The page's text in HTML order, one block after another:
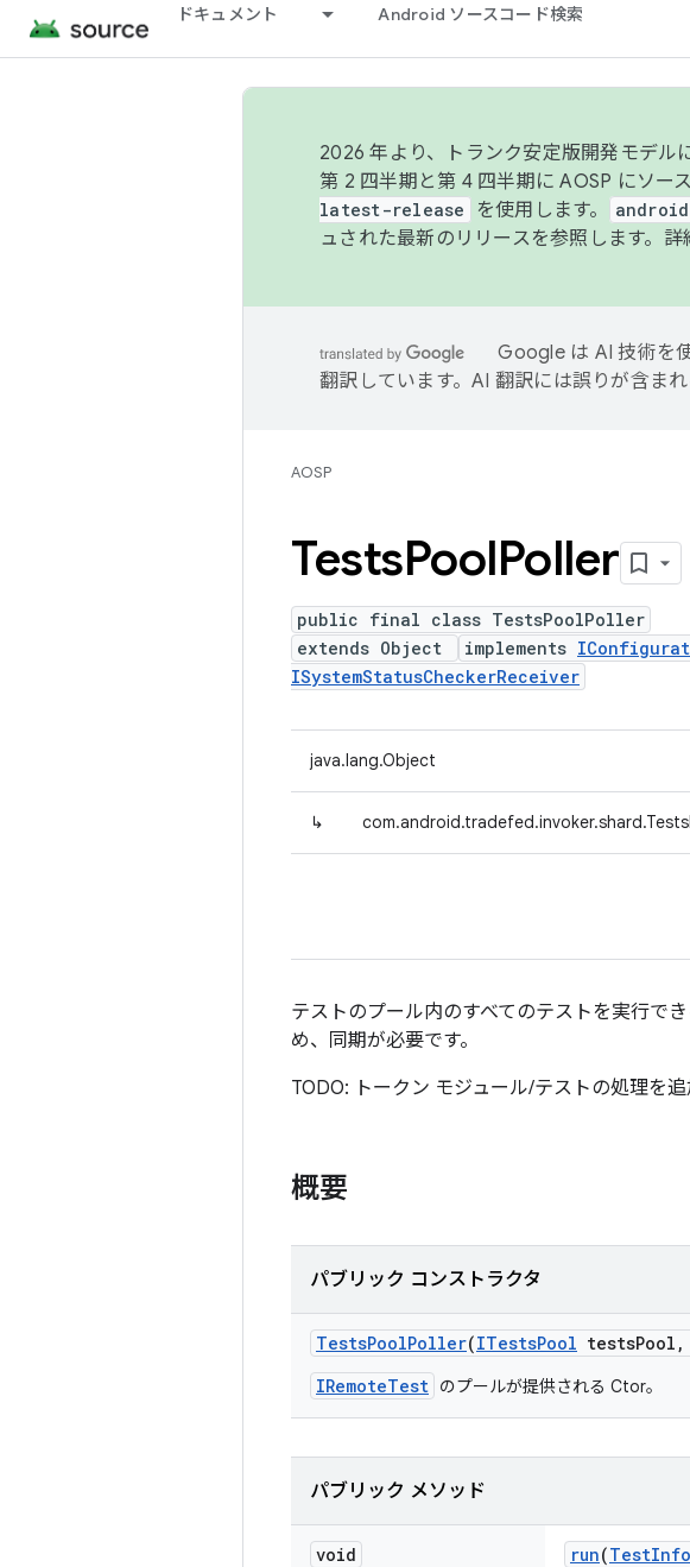
ドキュメント Android ソースコード検索
2026 年より、トランク安定版開発モデル
第 2 四半期と第 4 四半期に AOSP にソー
latest-release
を使用します。
ュされた最新のリリースを参照します。詳
Google は AI 技術を
翻訳しています。AI 翻訳には誤りが含まれ
AOSP
TestsPoolPoller
public final class TestsPoolPoller
extends Object
implements
ISystemStatusCheckerReceiver
java.lang.Object
↳
テストのプール内のすべてのテストを実行で
め、同期が必要です。
TODO: トークン モジュール/テストの処理を追
概要
パブリック コンストラクタ
TestsPoolPoller(ITestsPool testsPool ,
IRemoteTest のプールが提供される Ctor。
パブリック メソッド
void run(Test